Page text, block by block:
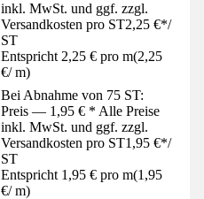
inkl. MwSt. und ggf. zzgl.
Versandkosten pro ST2,25 €*/
ST
Entspricht 2,25 € pro m(2,25
€/ m)
Bei Abnahme von 75 ST:
Preis — 1,95 € * Alle Preise
inkl. MwSt. und ggf. zzgl.
Versandkosten pro ST1,95 €*/
ST
Entspricht 1,95 € pro m(1,95
€/ m)